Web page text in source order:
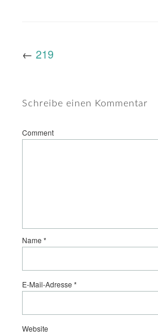
← 219
Schreibe einen Kommentar
Comment
Name *
E-Mail-Adresse *
Website